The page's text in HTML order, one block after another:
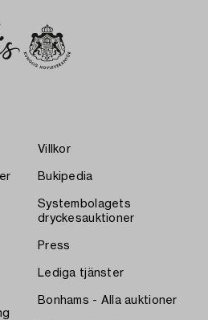
Villkor
Bukipedia
Systembolagets
dryckesauktioner
Press
Lediga tjänster
Bonhams - Alla auktioner